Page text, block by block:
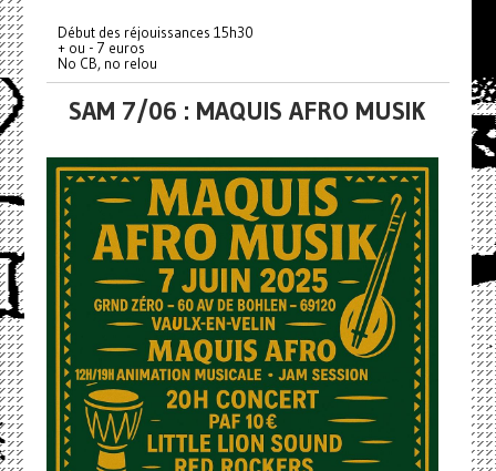
Début des réjouissances 15h30
+ ou - 7 euros
No CB, no relou
SAM 7/06 : MAQUIS AFRO MUSIK